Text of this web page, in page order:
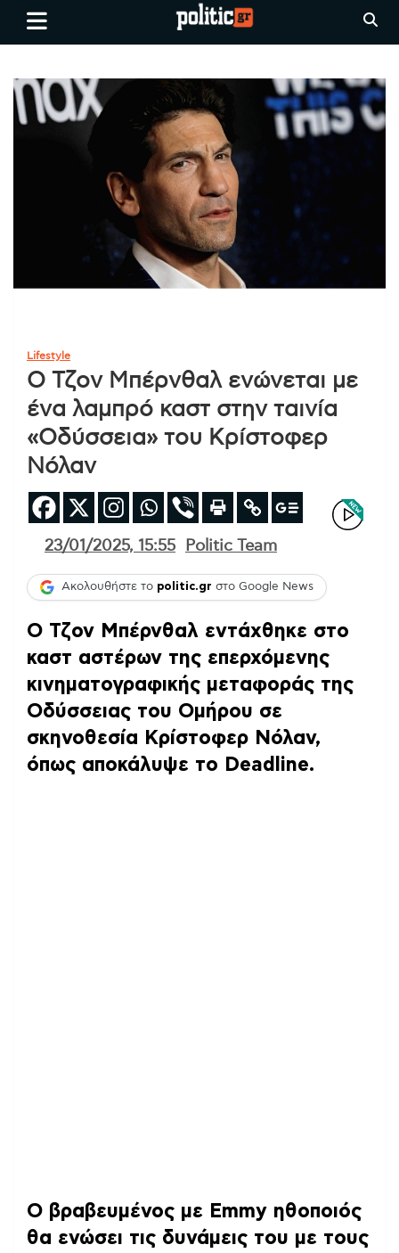
Skip
Ειδήσεις απο τη
Θεσσαλονίκη, την Ελλάδα και
όλο τον Κόσμο
politic.gr
Lifestyle
Ο Τζον Μπέρνθαλ ενώνεται με
ένα λαμπρό καστ στην ταινία
«Οδύσσεια» του Κρίστοφερ
Νόλαν
23/01/2025, 15:55 Politic Team
Ακολουθήστε το politic.gr στο Google News
Ο Τζον Μπέρνθαλ εντάχθηκε στο
καστ αστέρων της επερχόμενης
κινηματογραφικής μεταφοράς της
Οδύσσειας του Ομήρου σε
σκηνοθεσία Κρίστοφερ Νόλαν,
όπως αποκάλυψε το Deadline.
Ο βραβευμένος με Emmy ηθοποιός
θα ενώσει τις δυνάμεις του με τους